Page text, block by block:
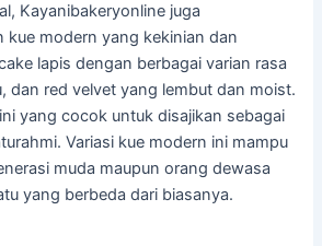
Kayanibakeryonline juga
kue modern yang kekinian dan
lapis dengan berbagai varian rasa
dan red velvet yang lembut dan moist.
yang cocok untuk disajikan sebagai
Variasi kue modern ini mampu
muda maupun orang dewasa
yang berbeda dari biasanya.